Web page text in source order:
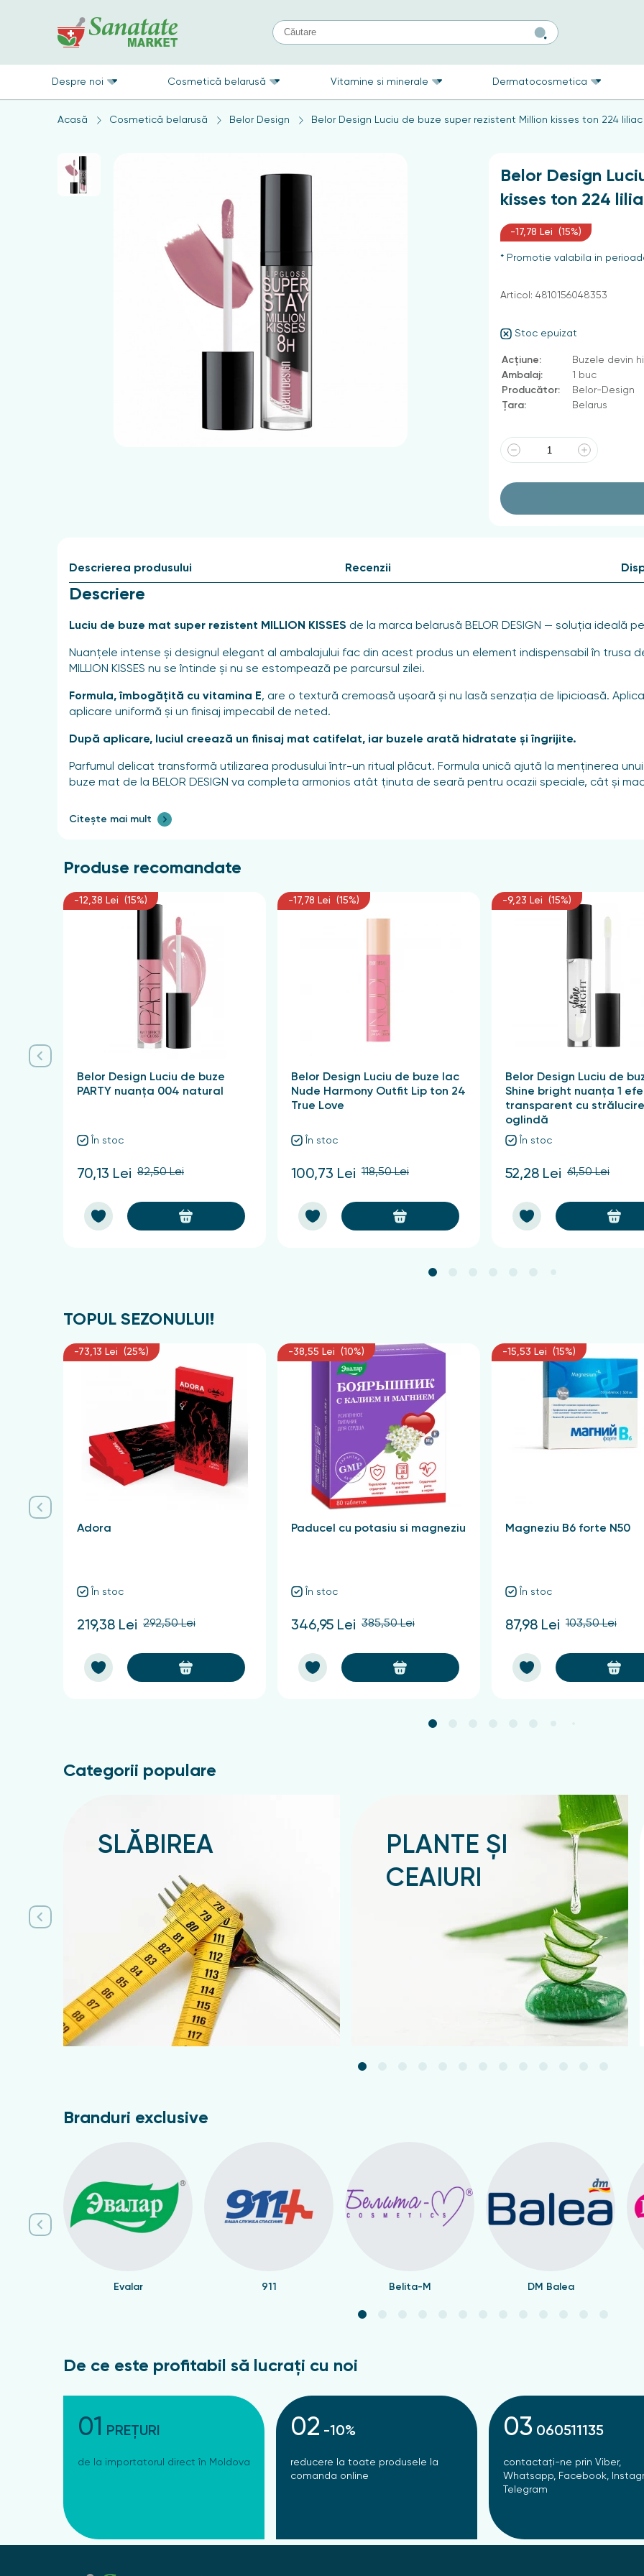
Despre noi Cosmetică belarusă Vitamine si minerale Dermatocosmetica
Acasă Cosmetică belarusă Belor Design Belor Design Luciu de buze super rezistent Million kisses ton 224
Belor Design
kisses ton 224
-17,78 Lei (15%)
* Promotie valabila in
Stoc epuizat
Acțiune:
Buzele devin
Ambalaj:
1 buc
Producător:
Belor-Design
Țara:
Belarus
Articol: 4810156048353
Descrierea produsului
Descriere
Luciu de buze mat super rezistent MILLION KISSES de la marca belarusă BELOR DESIGN — soluția ideală
Nuanțele intense și designul elegant al ambalajului fac din acest produs un element indispensabil în trusa
MILLION KISSES nu se întinde și nu se estompează pe parcursul zilei.
Formula, îmbogățită cu vitamina E, are o textură cremoasă ușoară și nu lasă senzația de lipicioasă.
aplicare uniformă și un finisaj impecabil de neted.
După aplicare, luciul creează un finisaj mat catifelat, iar buzele arată hidratate și îngrijite.
Parfumul delicat transformă utilizarea produsului într-un ritual plăcut. Formula unică ajută la menținerea
buze mat de la BELOR DESIGN va completa armonios atât ținuta de seară pentru ocazii speciale, cât și
Mod de utilizare
Compoziție
Isododecane, Synthetic Beeswax, Trimethylsiloxysilicate, Polypropylsilsesquioxane, Undecane, Tridecane,
Isohexadecane, Tribehenin, C30-45 Alkyldimethylsilyl Polypropylsilsesquioxane, BHT, Aromă, (+/- CI 15850, CI
77492, CI 77499, CI 77891, Triisostearat de izopropil titan, bis-hidroxietoxipropil dimeticonă, PEG-2
dimeticonă/vinil dimeticonă polimer încrucișat, trigliceridă caprilică/caprică, trietoxicaprililsilan, mică, oxid
Citește mai mult
Recenzii
Produse recomandate
-12,38 Lei (15%)
Belor Design Luciu de buze
PARTY nuanța 004 natural
În stoc
70,13 Lei 82,50 Lei
-17,78 Lei (15%)
Belor Design Luciu de buze lac
Nude Harmony Outfit Lip ton 24
True Love
În stoc
100,73 Lei 118,50 Lei
-9,23 Lei (15%)
Belor Design Luciu de
Shine bright nuanța 1
transparent cu
oglindă
În stoc
52,28 Lei 61,50 Lei
TOPUL SEZONULUI!
-73,13 Lei (25%)
Adora
În stoc
219,38 Lei 292,50 Lei
-38,55 Lei (10%)
Paducel cu potasiu si magneziu
În stoc
346,95 Lei 385,50 Lei
-15,53 Lei (15%)
Magneziu B6 forte N50
În stoc
87,98 Lei 103,50 Lei
Categorii populare
SLĂBIREA
PLANTE ȘI
CEAIURI
Branduri exclusive
Evalar 911 Belita-M DM Balea
De ce este profitabil să lucrați cu noi
01 PREȚURI
de la importatorul direct în Moldova
02 -10%
reducere la toate produsele la
comanda online
03 060511135
contactați-ne prin Viber,
Whatsapp, Facebook,
Telegram